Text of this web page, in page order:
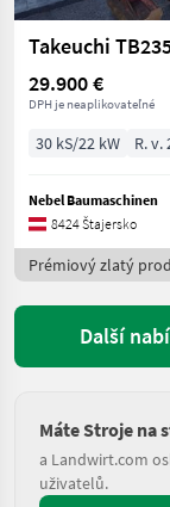
Takeuchi
29.900 €
DPH je neaplikovateľné
30 kS/22 kW R. v.
Nebel Baumaschinen
8424 Štajersko
Prémiový zlatý
Další
Máte Stroje na
a Landwirt.com
uživatelů.